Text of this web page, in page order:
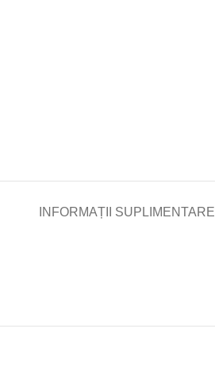
INFORMAȚII SUPLIMENTARE